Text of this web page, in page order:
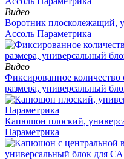
Видео
Воротник плосколежащий,
Ассоль Параметрика
Видео
Фиксированное количество
размера, универсальный
Капюшон плоский,
Параметрика